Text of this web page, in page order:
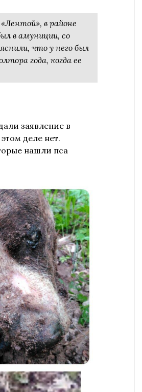
в районе
в амуниции, со
что у него был
года, когда ее
заявление в
деле нет.
нашли пса